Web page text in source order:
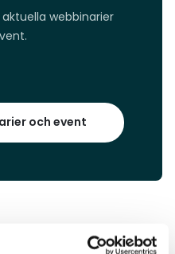
webbinarier
och event